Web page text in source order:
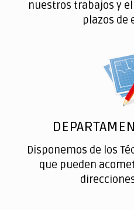
nuestros trabajos y
plazos de
Disponemos de los
que pueden